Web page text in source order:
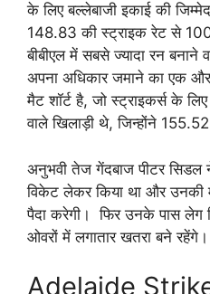
के लिए बल्लेबाजी इकाई की
148.83 की स्ट्राइक रेट से
बीबीएल में सबसे ज्यादा रन बनाने
अपना अधिकार जमाने का एक
मैट शॉर्ट है, जो स्ट्राइकर्स के
वाले खिलाड़ी थे, जिन्होंने
अनुभवी तेज गेंदबाज पीटर
विकेट लेकर किया था और उनकी
पैदा करेगी। फिर उनके पास लेग
ओवरों में लगातार खतरा बने रहेंगे।
Adelaide